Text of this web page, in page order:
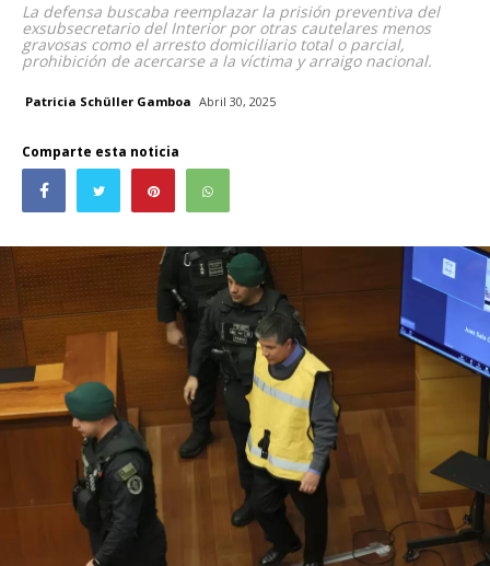
La defensa buscaba reemplazar la prisión preventiva del
exsubsecretario del Interior por otras cautelares menos
gravosas como el arresto domiciliario total o parcial,
prohibición de acercarse a la víctima y arraigo nacional.
Patricia Schüller Gamboa Abril 30, 2025
Comparte esta noticia